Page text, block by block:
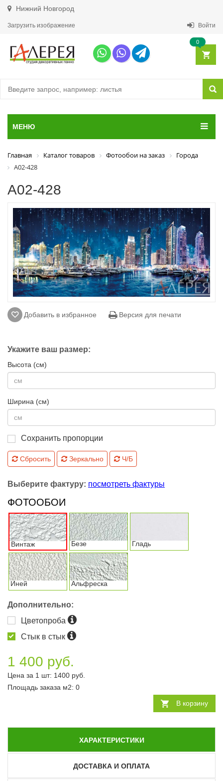
Нижний Новгород
Загрузить изображение Войти
0
МЕНЮ
Главная Каталог товаров Фотообои на заказ
Города
А02-428
А02-428
Добавить в избранное Версия для печати
Укажите ваш размер:
Высота (см)
Ширина (см)
Сохранить пропорции
Сбросить Зеркально Ч/Б
Выберите фактуру: посмотреть фактуры
ФОТООБОИ
Винтаж Безе Гладь
Иней Альфреска
Дополнительно:
Цветопроба
Стык в стык
1 400 руб.
Цена за 1 шт: 1400 руб.
Площадь заказа м2: 0
В корзину
ХАРАКТЕРИСТИКИ
ДОСТАВКА И ОПЛАТА